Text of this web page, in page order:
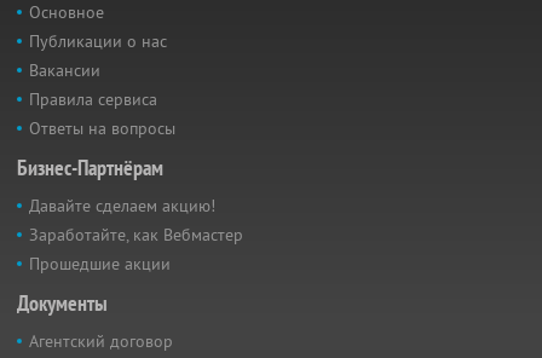
Основное
Публикации о нас
Вакансии
Правила сервиса
Ответы на вопросы
Бизнес-Партнёрам
Давайте сделаем акцию!
Заработайте, как Вебмастер
Прошедшие акции
Документы
Агентский договор